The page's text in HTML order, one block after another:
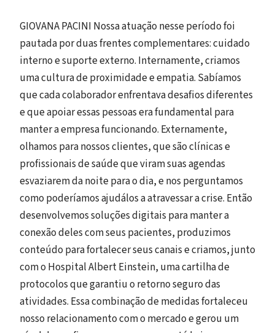
GIOVANA PACINI Nossa atuação nesse período foi
pautada por duas frentes complementares: cuidado
interno e suporte externo. Internamente, criamos
uma cultura de proximidade e empatia. Sabíamos
que cada colaborador enfrentava desafios diferentes
e que apoiar essas pessoas era fundamental para
manter a empresa funcionando. Externamente,
olhamos para nossos clientes, que são clínicas e
profissionais de saúde que viram suas agendas
esvaziarem da noite para o dia, e nos perguntamos
como poderíamos ajudálos a atravessar a crise. Então
desenvolvemos soluções digitais para manter a
conexão deles com seus pacientes, produzimos
conteúdo para fortalecer seus canais e criamos, junto
com o Hospital Albert Einstein, uma cartilha de
protocolos que garantiu o retorno seguro das
atividades. Essa combinação de medidas fortaleceu
nosso relacionamento com o mercado e gerou um